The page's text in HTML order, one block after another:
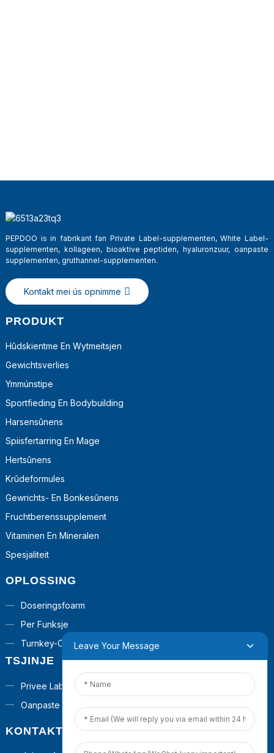
PEPDOO is in fabrikant fan Private Label-supplementen, White Label-
supplementen, kollageen, bioaktive peptiden, hyaluronzuur, oanpaste
supplementen, gruthannel-supplementen.
Kontakt mei ús opnimme
PRODUKT
Hûdskientme En Wytmeitsjen
Gewichtsverlies
Ymmúnstipe
Sportfieding En Bodybuilding
Harsensûnens
Spiisfertarring En Mage
Hertsûnens
Krûdeformules
Gewrichts- En Bonkesûnens
Fruchtberenssupplement
Vitaminen En Mineralen
Spesjaliteit
OPLOSSING
Doseringsfoarm
Per Funksje
Turnkey-Oplossingen
TSJINJE
Privee Label
Oanpaste Formule
KONTAKT MEI ÚS OPNIMME
Leave Your Message